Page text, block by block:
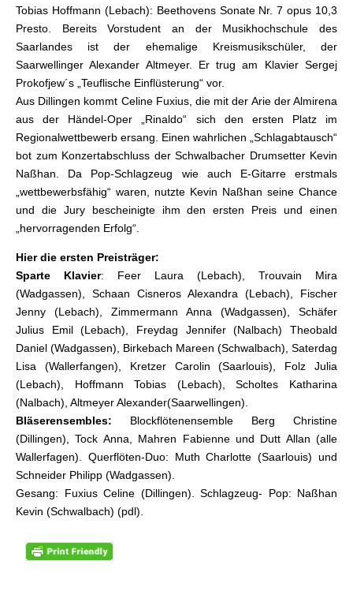
Tobias Hoffmann (Lebach): Beethovens Sonate Nr. 7 opus 10,3
Presto. Bereits Vorstudent an der Musikhochschule des
Saarlandes ist der ehemalige Kreismusikschüler, der
Saarwellinger Alexander Altmeyer. Er trug am Klavier Sergej
Prokofjew´s „Teuflische Einflüsterung“ vor.
Aus Dillingen kommt Celine Fuxius, die mit der Arie der Almirena
aus der Händel-Oper „Rinaldo“ sich den ersten Platz im
Regionalwettbewerb ersang. Einen wahrlichen „Schlagabtausch“
bot zum Konzertabschluss der Schwalbacher Drumsetter Kevin
Naßhan. Da Pop-Schlagzeug wie auch E-Gitarre erstmals
„wettbewerbsfähig“ waren, nutzte Kevin Naßhan seine Chance
und die Jury bescheinigte ihm den ersten Preis und einen
„hervorragenden Erfolg“.
Hier die ersten Preisträger:
Sparte Klavier: Feer Laura (Lebach), Trouvain Mira
(Wadgassen), Schaan Cisneros Alexandra (Lebach), Fischer
Jenny (Lebach), Zimmermann Anna (Wadgassen), Schäfer
Julius Emil (Lebach), Freydag Jennifer (Nalbach) Theobald
Daniel (Wadgassen), Birkebach Mareen (Schwalbach), Saterdag
Lisa (Wallerfangen), Kretzer Carolin (Saarlouis), Folz Julia
(Lebach), Hoffmann Tobias (Lebach), Scholtes Katharina
(Nalbach), Altmeyer Alexander(Saarwellingen).
Bläserensembles: Blockflötenensemble Berg Christine
(Dillingen), Tock Anna, Mahren Fabienne und Dutt Allan (alle
Wallerfagen). Querflöten-Duo: Muth Charlotte (Saarlouis) und
Schneider Philipp (Wadgassen).
Gesang: Fuxius Celine (Dillingen). Schlagzeug- Pop: Naßhan
Kevin (Schwalbach) (pdl).